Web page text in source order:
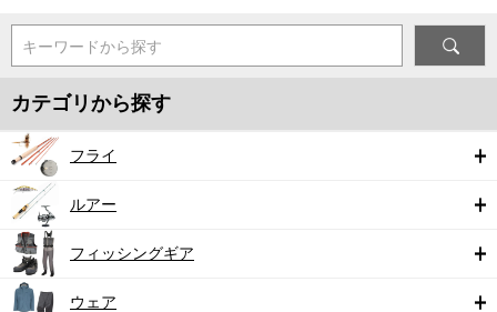
キーワードから探す
カテゴリから探す
フライ
ルアー
フィッシングギア
ウェア